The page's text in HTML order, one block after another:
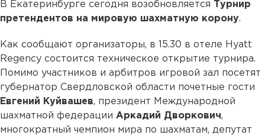
В Екатеринбурге сегодня возобновляется Турнир
претендентов на мировую шахматную корону.
Как сообщают организаторы, в 15.30 в отеле Hyatt
Regency состоится техническое открытие турнира.
Помимо участников и арбитров игровой зал посетят
губернатор Свердловской области почетные гости
Евгений Куйвашев, президент Международной
шахматной федерации Аркадий Дворкович,
многократный чемпион мира по шахматам, депутат